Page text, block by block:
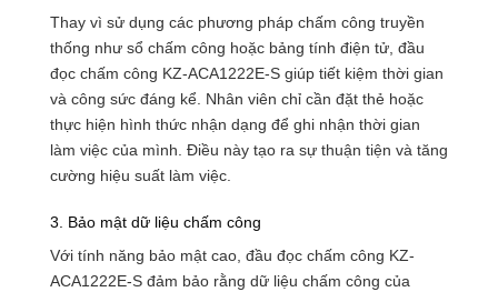
Thay vì sử dụng các phương pháp chấm công truyền
thống như sổ chấm công hoặc bảng tính điện tử, đầu
đọc chấm công KZ-ACA1222E-S giúp tiết kiệm thời gian
và công sức đáng kể. Nhân viên chỉ cần đặt thẻ hoặc
thực hiện hình thức nhận dạng để ghi nhận thời gian
làm việc của mình. Điều này tạo ra sự thuận tiện và tăng
cường hiệu suất làm việc.
3. Bảo mật dữ liệu chấm công
Với tính năng bảo mật cao, đầu đọc chấm công KZ-
ACA1222E-S đảm bảo rằng dữ liệu chấm công của